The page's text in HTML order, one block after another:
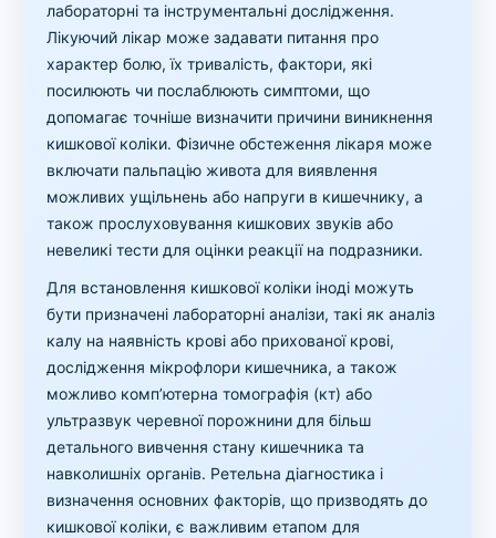
лабораторні та інструментальні дослідження.
Лікуючий лікар може задавати питання про
характер болю, їх тривалість, фактори, які
посилюють чи послаблюють симптоми, що
допомагає точніше визначити причини виникнення
кишкової коліки. Фізичне обстеження лікаря може
включати пальпацію живота для виявлення
можливих ущільнень або напруги в кишечнику, а
також прослуховування кишкових звуків або
невеликі тести для оцінки реакції на подразники.
Для встановлення кишкової коліки іноді можуть
бути призначені лабораторні аналізи, такі як аналіз
калу на наявність крові або прихованої крові,
дослідження мікрофлори кишечника, а також
можливо комп’ютерна томографія (кт) або
ультразвук черевної порожнини для більш
детального вивчення стану кишечника та
навколишніх органів. Ретельна діагностика і
визначення основних факторів, що призводять до
кишкової коліки, є важливим етапом для